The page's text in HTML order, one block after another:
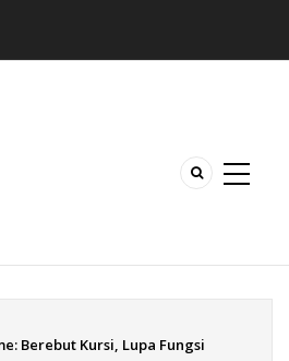
Berebut Kursi, Lupa Fungsi